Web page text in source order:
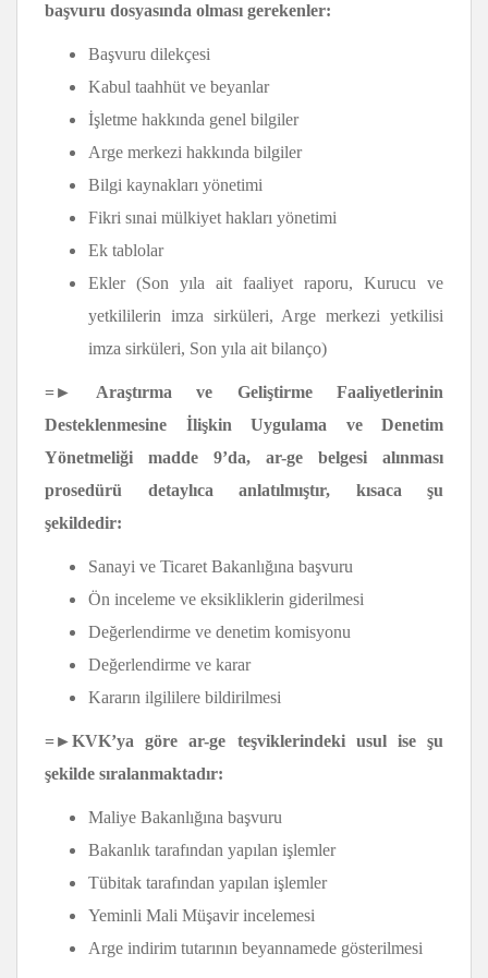
başvuru dosyasında olması gerekenler:
Başvuru dilekçesi
Kabul taahhüt ve beyanlar
İşletme hakkında genel bilgiler
Arge merkezi hakkında bilgiler
Bilgi kaynakları yönetimi
Fikri sınai mülkiyet hakları yönetimi
Ek tablolar
Ekler (Son yıla ait faaliyet raporu, Kurucu ve
yetkililerin imza sirküleri, Arge merkezi yetkilisi
imza sirküleri, Son yıla ait bilanço)
=► Araştırma ve Geliştirme Faaliyetlerinin
Desteklenmesine İlişkin Uygulama ve Denetim
Yönetmeliği madde 9’da, ar-ge belgesi alınması
prosedürü detaylıca anlatılmıştır, kısaca şu
şekildedir:
Sanayi ve Ticaret Bakanlığına başvuru
Ön inceleme ve eksikliklerin giderilmesi
Değerlendirme ve denetim komisyonu
Değerlendirme ve karar
Kararın ilgililere bildirilmesi
=►KVK’ya görear-ge teşviklerindeki usul ise şu
şekilde sıralanmaktadır:
Maliye Bakanlığına başvuru
Bakanlık tarafından yapılan işlemler
Tübitak tarafından yapılan işlemler
Yeminli Mali Müşavir incelemesi
Arge indirim tutarının beyannamede gösterilmesi